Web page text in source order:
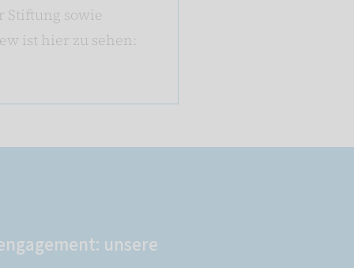
Stiftung sowie
ist hier zu sehen:
unsere